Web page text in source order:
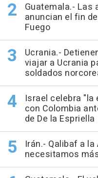
Guatemala.- Las
anuncian el fin
Fuego
Ucrania.-
viajar a Ucrania
soldados
Israel celebra "la
con Colombia
de De la Espriella
Irán.- Qalibaf a
necesitamos